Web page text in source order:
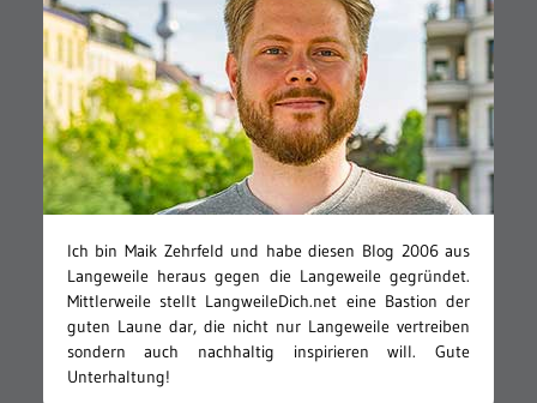
Ich bin Maik Zehrfeld und habe diesen Blog 2006 aus
Langeweile heraus gegen die Langeweile gegründet.
Mittlerweile stellt LangweileDich.net eine Bastion der
guten Laune dar, die nicht nur Langeweile vertreiben
sondern auch nachhaltig inspirieren will. Gute
Unterhaltung!